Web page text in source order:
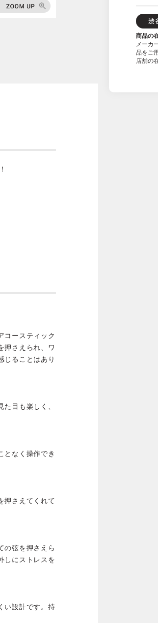
商品の
メーカ
品をご
店舗の
コースティック
押さえられ、ワ
じることはあり
目も楽しく、
となく操作でき
押さえてくれて
の弦を押さえら
しにストレスを
い設計です。持